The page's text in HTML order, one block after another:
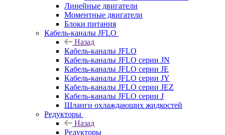
Линейные двигатели
Моментные двигатели
Блоки питания
Кабель-каналы JFLO
Назад
Кабель-каналы JFLO
Кабель-каналы JFLO серии JN
Кабель-каналы JFLO серии JE
Кабель-каналы JFLO серии JY
Кабель-каналы JFLO серии JEZ
Кабель-каналы JFLO серии J
Шланги охлаждающих жидкостей
Редукторы
Назад
Редукторы